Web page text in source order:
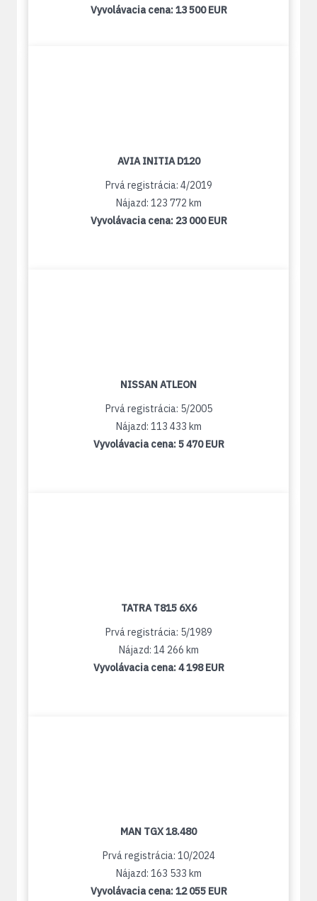
Vyvolávacia cena:13 500 EUR
AVIA INITIA D120
Prvá registrácia: 4/2019
Nájazd: 123 772 km
Vyvolávacia cena: 23 000 EUR
NISSAN ATLEON
Prvá registrácia: 5/2005
Nájazd: 113 433 km
Vyvolávacia cena:5 470 EUR
TATRA T815 6X6
Prvá registrácia: 5/1989
Nájazd: 14 266 km
Vyvolávacia cena:4 198 EUR
MAN TGX 18.480
Prvá registrácia: 10/2024
Nájazd: 163 533 km
Vyvolávacia cena:12 055 EUR